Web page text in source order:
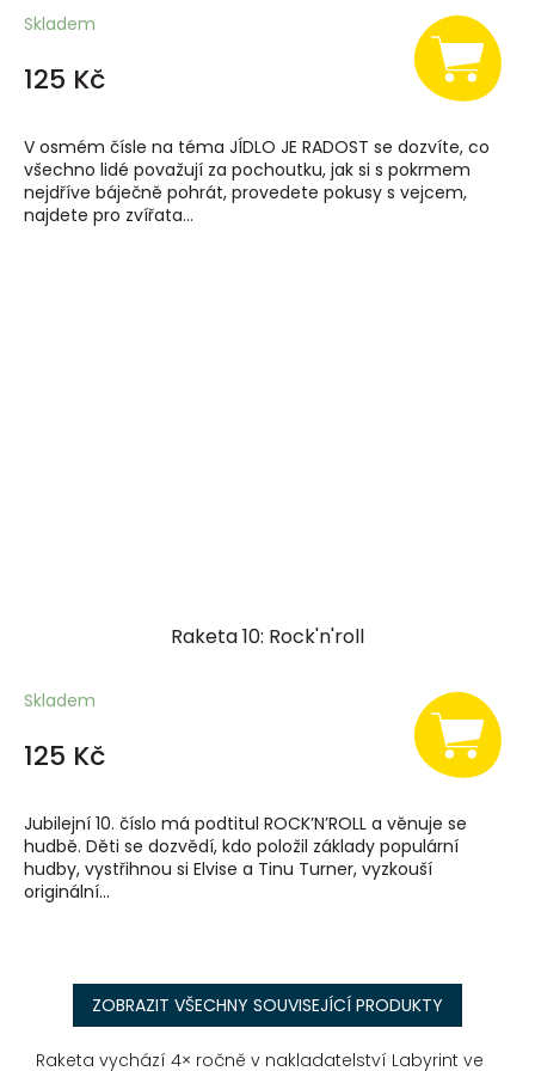
Skladem
125 Kč
V osmém čísle na téma JÍDLO JE RADOST se dozvíte, co
všechno lidé považují za pochoutku, jak si s pokrmem
nejdříve báječně pohrát, provedete pokusy s vejcem,
najdete pro zvířata...
Raketa 10: Rock'n'roll
Skladem
125 Kč
Jubilejní 10. číslo má podtitul ROCK’N’ROLL a věnuje se
hudbě. Děti se dozvědí, kdo položil základy populární
hudby, vystřihnou si Elvise a Tinu Turner, vyzkouší
originální...
ZOBRAZIT VŠECHNY SOUVISEJÍCÍ PRODUKTY
Raketa vychází 4× ročně v nakladatelství Labyrint ve